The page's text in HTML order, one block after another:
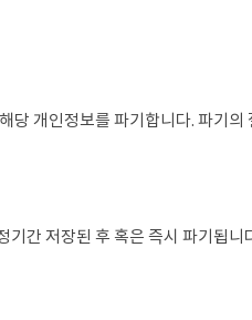
개인정보를 파기합니다. 파기의
간 저장된 후 혹은 즉시 파기됩